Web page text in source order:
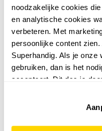
noodzakelijke cookies
en analytische cookies
verbeteren. Met
persoonlijke content
Superhandig. Als je onze
gebruiken, dan is het
accepteert. Dit doe je
website niet optimaal